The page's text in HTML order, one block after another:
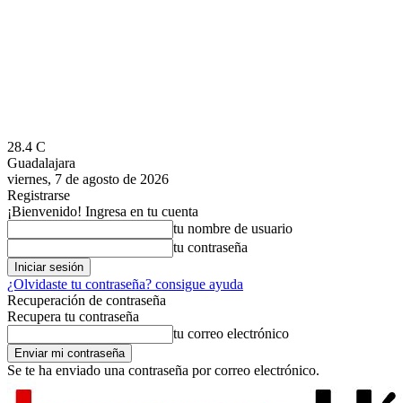
28.4 C
Guadalajara
viernes, 7 de agosto de 2026
Registrarse
¡Bienvenido! Ingresa en tu cuenta
tu nombre de usuario
tu contraseña
¿Olvidaste tu contraseña? consigue ayuda
Recuperación de contraseña
Recupera tu contraseña
tu correo electrónico
Se te ha enviado una contraseña por correo electrónico.